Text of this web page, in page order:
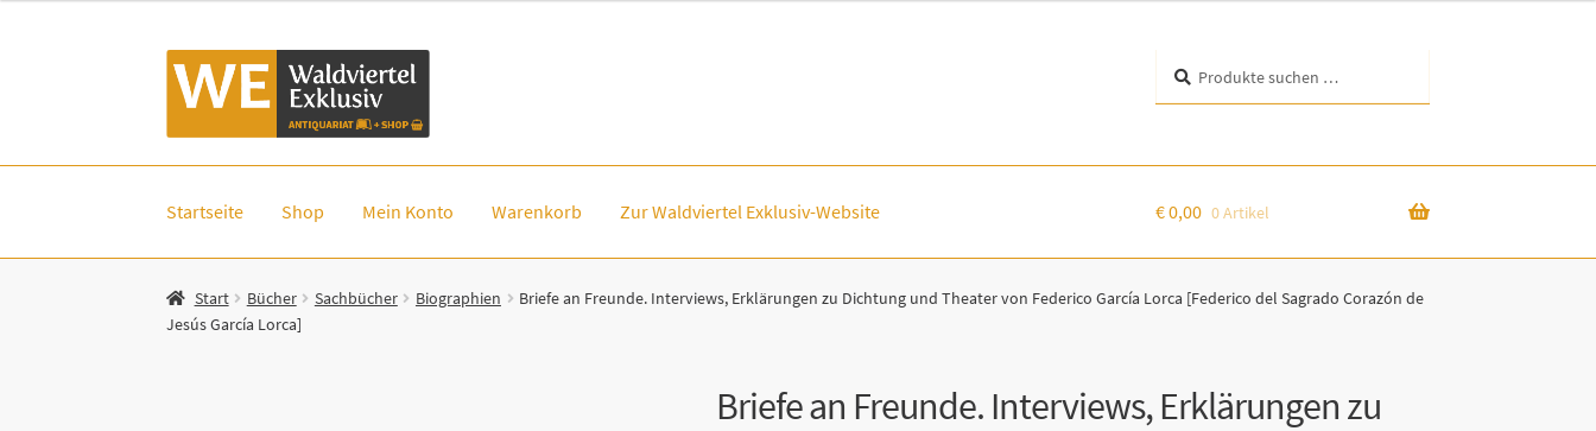
Zur
Navigation
Zum
Inhalt
nach:
Startseite Shop Mein Konto Warenkorb Zur Waldviertel Exklusiv-Website €0,00 0 Artikel
Start Bücher Sachbücher Biographien
Briefe an Freunde. Interviews, Erklärungen zu Dichtung und Theater von Federico García Lorca [Federico del Sagrado Corazón de
Jesús García Lorca]
Briefe an Freunde. Interviews, Erklärungen zu